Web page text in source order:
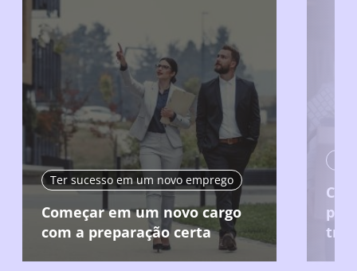
Ter sucesso em um novo emprego
Começar em um novo cargo
com a preparação certa